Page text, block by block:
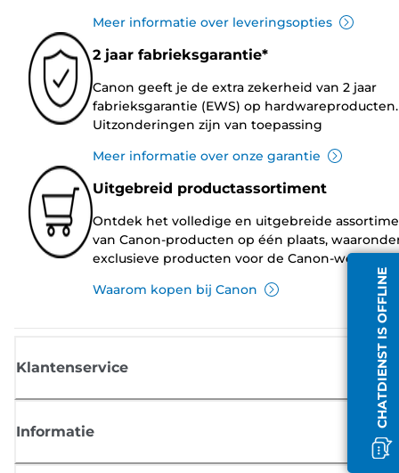
CHATDIENST IS OFFLINE
Meer informatie over leveringsopties
2 jaar fabrieksgarantie*
Canon geeft je de extra zekerheid van 2 jaar
fabrieksgarantie (EWS) op hardwareproducten.
Uitzonderingen zijn van toepassing
Meer informatie over onze garantie
Uitgebreid productassortiment
Ontdek het volledige en uitgebreide
van Canon-producten op één plaats,
exclusieve producten voor de Canon-website.
Waarom kopen bij Canon
Klantenservice
Informatie